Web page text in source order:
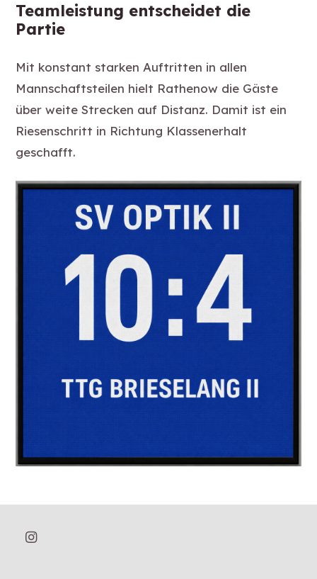
Teamleistung entscheidet die
Partie
Mit konstant starken Auftritten in allen
Mannschaftsteilen hielt Rathenow die Gäste
über weite Strecken auf Distanz. Damit ist ein
Riesenschritt in Richtung Klassenerhalt
geschafft.